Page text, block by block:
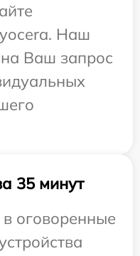
Наш
на Ваш запрос
35 минут
оговоренные